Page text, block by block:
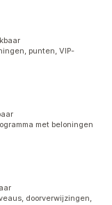
punten, VIP-
met beloningen
doorverwijzingen,